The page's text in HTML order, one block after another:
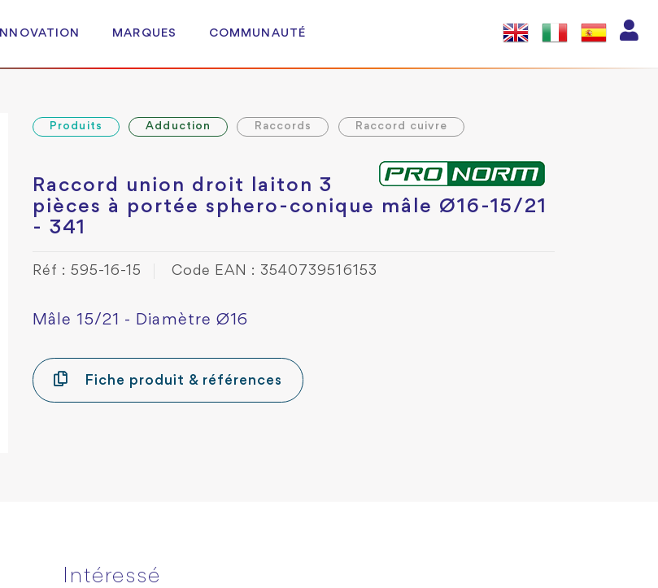
INNOVATION MARQUES COMMUNAUTÉ
Produits Adduction Raccords Raccord cuivre
Raccord union droit laiton 3
pièces à portée sphero-conique mâle Ø16-15/21
- 341
Réf : 595-16-15 Code EAN : 3540739516153
Mâle 15/21 - Diamètre Ø16
Fiche produit & références
Intéressé